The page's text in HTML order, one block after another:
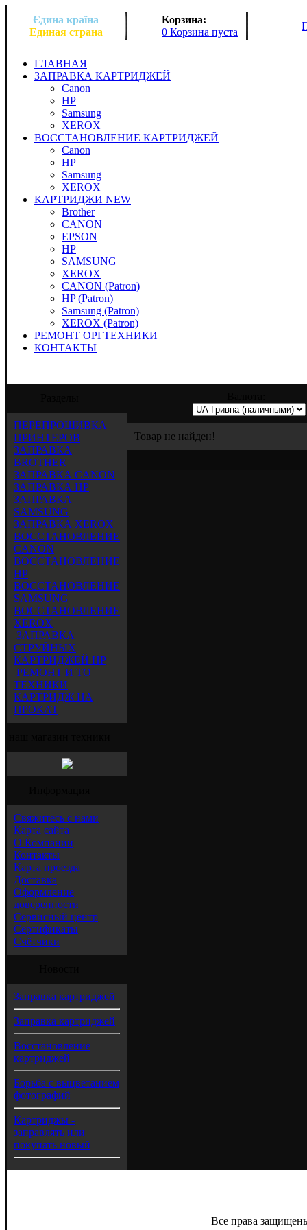
Єдина країна
Единая страна
Корзина:
0 Корзина пуста
ГЛАВНАЯ
ЗАПРАВКА КАРТРИДЖЕЙ
Canon
HP
Samsung
XEROX
ВОССТАНОВЛЕНИЕ КАРТРИДЖЕЙ
Canon
HP
Samsung
XEROX
КАРТРИДЖИ NEW
Brother
CANON
EPSON
HP
SAMSUNG
XEROX
CANON (Patron)
HP (Patron)
Samsung (Patron)
XEROX (Patron)
РЕМОНТ ОРГТЕХНИКИ
КОНТАКТЫ
ПЕРЕПРОШИВКА
ПРИНТЕРОВ
ЗАПРАВКА
BROTHER
ЗАПРАВКА CANON
ЗАПРАВКА HP
ЗАПРАВКА
SAMSUNG
ЗАПРАВКА XEROX
ВОССТАНОВЛЕНИЕ
CANON
ВОССТАНОВЛЕНИЕ
HP
ВОССТАНОВЛЕНИЕ
SAMSUNG
ВОССТАНОВЛЕНИЕ
XEROX
ЗАПРАВКА
СТРУЙНЫХ
КАРТРИДЖЕЙ HP
РЕМОНТ И ТО
ТЕХНИКИ
КАРТРИДЖ НА
ПРОКАТ
Свяжитесь с нами
Карта сайта
О Компании
Контакты
Карта проезда
Доставка
Оформление
доверенности
Сервисный центр
Сертификаты
Счётчики
Заправка картриджей
Заправка картриджей
Восстановление
картриджей
Борьба с выцветанием
фотографий
Картриджы -
заправлять или
покупать новый
Товар не найден!
Все права